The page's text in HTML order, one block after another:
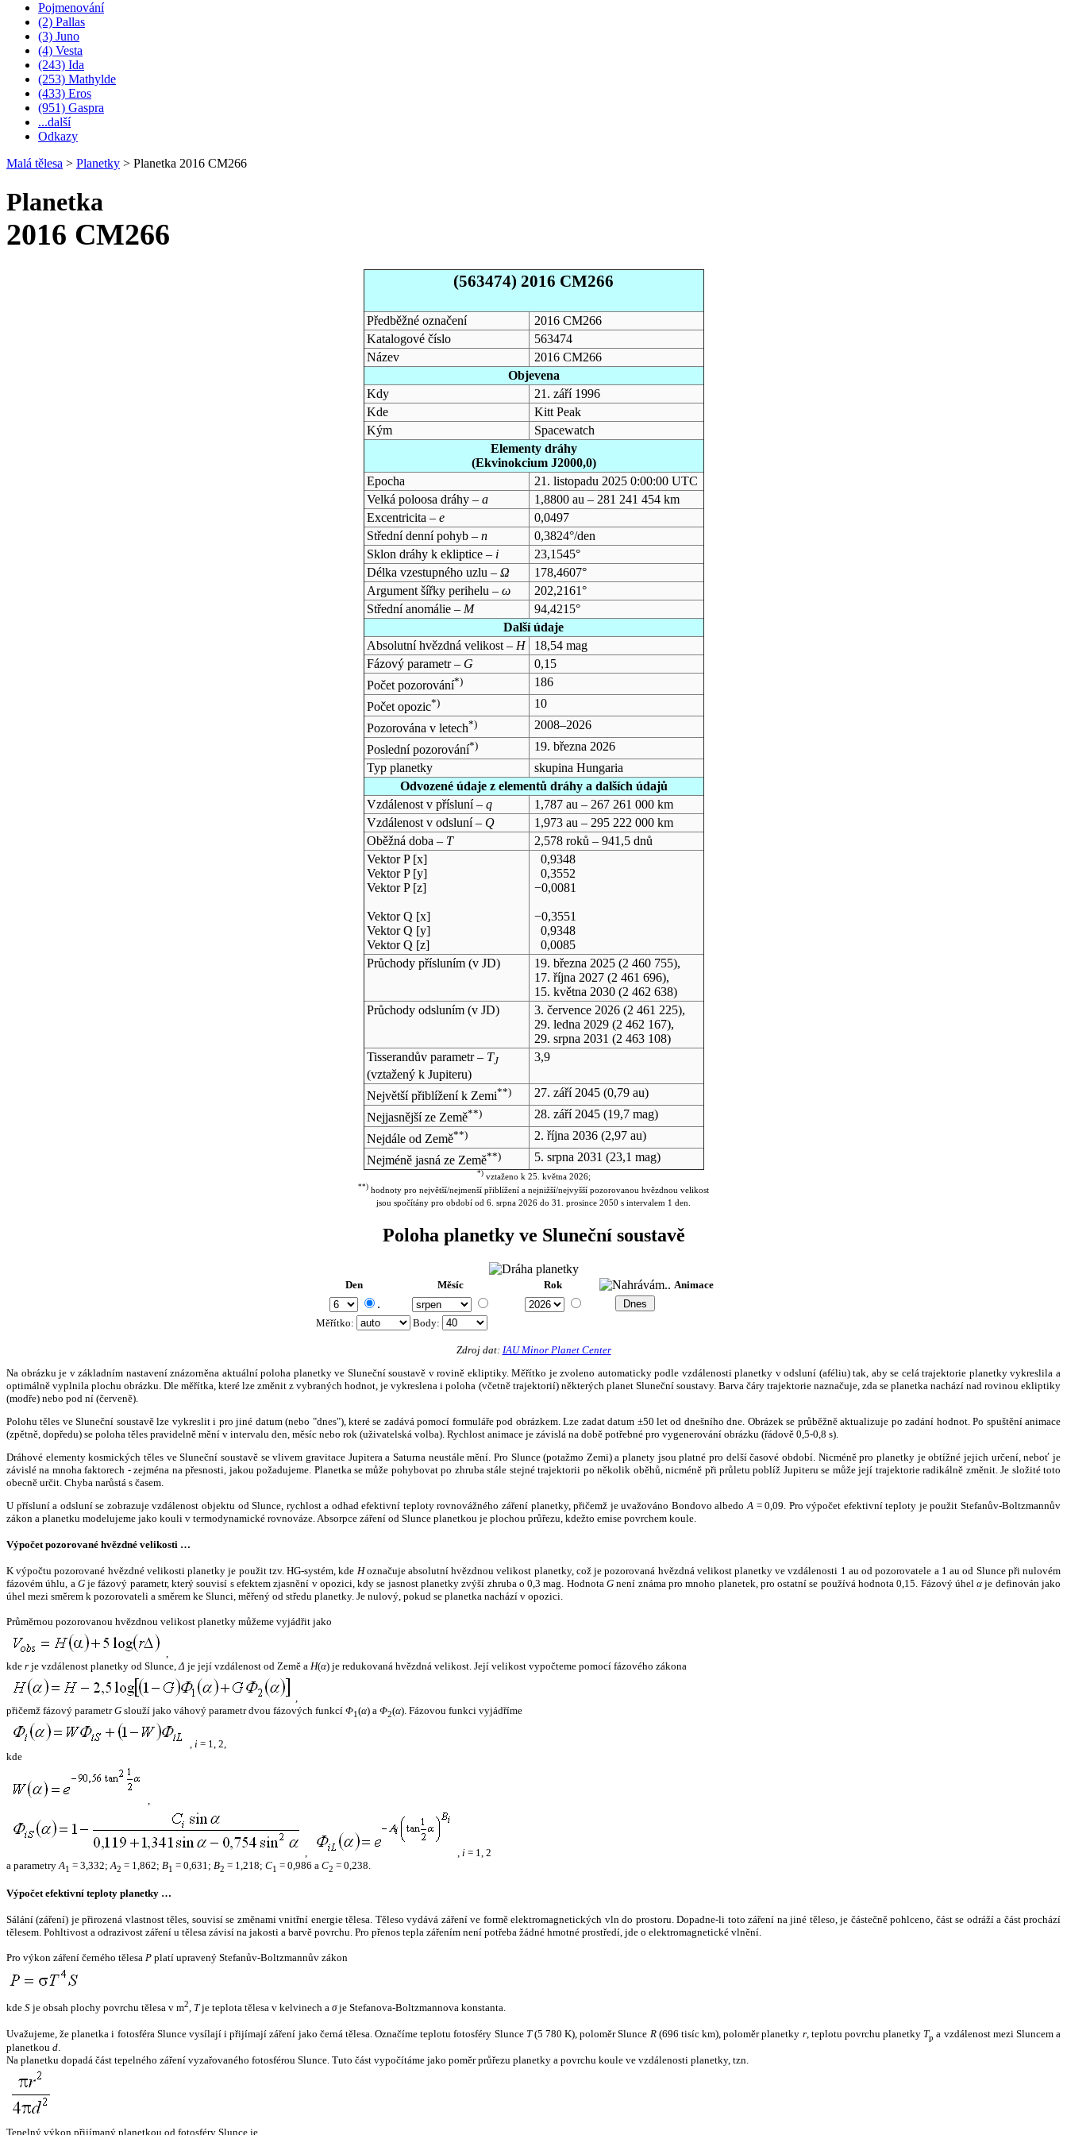
Pojmenování
(2) Pallas
(3) Juno
(4) Vesta
(243) Ida
(253) Mathylde
(433) Eros
(951) Gaspra
...další
Odkazy
Malá tělesa > Planetky > Planetka 2016 CM266
Planetka
2016 CM266
(563474) 2016 CM266
Předběžné označení
2016 CM266
Katalogové číslo
563474
Název
2016 CM266
Objevena
Kdy
21. září 1996
Kde
Kitt Peak
Kým
Spacewatch
Elementy dráhy
(Ekvinokcium J2000,0)
Epocha
21. listopadu 2025 0:00:00 UTC
Velká poloosa dráhy – a
1,8800 au – 281 241 454 km
Excentricita – e
0,0497
Střední denní pohyb – n
0,3824°/den
Sklon dráhy k ekliptice – i
23,1545°
Délka vzestupného uzlu – Ω
178,4607°
Argument šířky perihelu – ω
202,2161°
Střední anomálie – M
94,4215°
Další údaje
Absolutní hvězdná velikost – H
18,54 mag
Fázový parametr – G
0,15
Počet pozorování*)
186
Počet opozic*)
10
Pozorována v letech*)
2008–2026
Poslední pozorování*)
19. března 2026
Typ planetky
skupina Hungaria
Odvozené údaje z elementů dráhy a dalších údajů
Vzdálenost v přísluní – q
1,787 au – 267 261 000 km
Vzdálenost v odsluní – Q
1,973 au – 295 222 000 km
Oběžná doba – T
2,578 roků – 941,5 dnů
Vektor P [x]
Vektor P [y]
Vektor P [z]
Vektor Q [x]
Vektor Q [y]
Vektor Q [z]
0,9348
0,3552
−0,0081
−0,3551
0,9348
0,0085
Průchody přísluním (v JD) 19. března 2025(2 460 755),
17. října 2027(2 461 696),
15. května 2030(2 462 638)
Průchody odsluním (v JD) 3. července 2026(2 461 225),
29. ledna 2029(2 462 167),
29. srpna 2031 (2 463 108)
Tisserandův parametr – TJ
(vztažený k Jupiteru)
3,9
Největší přiblížení k Zemi**) 27. září 2045(0,79 au)
Nejjasnější ze Země**) 28. září 2045(19,7 mag)
Nejdále od Země**) 2. října 2036(2,97 au)
Nejméně jasná ze Země**) 5. srpna 2031 (23,1 mag)
*)vztaženo k 25. května 2026;
**) hodnoty pro největší/nejmenší přiblížení a nejnižší/nejvyšší pozorovanou hvězdnou velikost
jsou spočítány pro období od 6. srpna 2026 do 31. prosince 2050 s intervalem 1 den.
Poloha planetky ve Sluneční soustavě
Den Měsíc Rok Animace
.
Měřítko: Body:
Zdroj dat: IAU Minor Planet Center
Na obrázku je v základním nastavení znázorněna aktuální poloha planetky ve Sluneční soustavě v rovině ekliptiky. Měřítko je zvoleno automaticky podle vzdálenosti planetky v odsluní (aféliu) tak, aby se celá trajektorie planetky vykreslila a
optimálně vyplnila plochu obrázku. Dle měřítka, které lze změnit z vybraných hodnot, je vykreslena i poloha (včetně trajektorií) některých planet Sluneční soustavy. Barva čáry trajektorie naznačuje, zda se planetka nachází nad rovinou ekliptiky
(modře) nebo pod ní (červeně).
Polohu těles ve Sluneční soustavě lze vykreslit i pro jiné datum (nebo "dnes"), které se zadává pomocí formuláře pod obrázkem. Lze zadat datum ±50 let od dnešního dne. Obrázek se průběžně aktualizuje po zadání hodnot. Po spuštění animace
(zpětně, dopředu) se poloha těles pravidelně mění v intervalu den, měsíc nebo rok (uživatelská volba). Rychlost animace je závislá na době potřebné pro vygenerování obrázku (řádově 0,5-0,8 s).
Dráhové elementy kosmických těles ve Sluneční soustavě se vlivem gravitace Jupitera a Saturna neustále mění. Pro Slunce (potažmo Zemi) a planety jsou platné pro delší časové období. Nicméně pro planetky je obtížné jejich určení, neboť je
závislé na mnoha faktorech - zejména na přesnosti, jakou požadujeme. Planetka se může pohybovat po zhruba stále stejné trajektorii po několik oběhů, nicméně při průletu poblíž Jupiteru se může její trajektorie radikálně změnit. Je složité toto
obecně určit. Chyba narůstá s časem.
U přísluní a odsluní se zobrazuje vzdálenost objektu od Slunce, rychlost a odhad efektivní teploty rovnovážného záření planetky, přičemž je uvažováno Bondovo albedo A = 0,09. Pro výpočet efektivní teploty je použit Stefanův-Boltzmannův
zákon a planetku modelujeme jako kouli v termodynamické rovnováze. Absorpce záření od Slunce planetkou je plochou průřezu, kdežto emise povrchem koule.
Výpočet pozorované hvězdné velikosti …
K výpočtu pozorované hvězdné velikosti planetky je použit tzv. HG-systém, kde Hoznačuje absolutní hvězdnou velikost planetky, což je pozorovaná hvězdná velikost planetky ve vzdálenosti 1 au od pozorovatele a 1 au od Slunce při nulovém
fázovém úhlu, a Gje fázový parametr, který souvisí s efektem zjasnění v opozici, kdy se jasnost planetky zvýší zhruba o 0,3 mag. HodnotaG není známa pro mnoho planetek, pro ostatní se používá hodnota 0,15. Fázový úhelα je definován jako
úhel mezi směrem k pozorovateli a směrem ke Slunci, měřený od středu planetky. Je nulový, pokud se planetka nachází v opozici.
Průměrnou pozorovanou hvězdnou velikost planetky můžeme vyjádřit jako
,
kde r je vzdálenost planetky od Slunce,Δ je její vzdálenost od Země a H(α) je redukovaná hvězdná velikost. Její velikost vypočteme pomocí fázového zákona
,
přičemž fázový parametrG slouží jako váhový parametr dvou fázových funkcí Φ1(α) a Φ2(α). Fázovou funkci vyjádříme
, i = 1, 2,
kde
,
, , i = 1, 2
a parametryA1 = 3,332;A2 = 1,862; B1 = 0,631; B2 = 1,218; C1 = 0,986 a C2 = 0,238.
Výpočet efektivní teploty planetky …
Sálání (záření) je přirozená vlastnost těles, souvisí se změnami vnitřní energie tělesa. Těleso vydává záření ve formě elektromagnetických vln do prostoru. Dopadne-li toto záření na jiné těleso, je částečně pohlceno, část se odráží a část prochází
tělesem. Pohltivost a odrazivost záření u tělesa závisí na jakosti a barvě povrchu. Pro přenos tepla zářením není potřeba žádné hmotné prostředí, jde o elektromagnetické vlnění.
Pro výkon záření černého tělesa P platí upravený Stefanův-Boltzmannův zákon
kde S je obsah plochy povrchu tělesa v m2, Tje teplota tělesa v kelvinech a σje Stefanova-Boltzmannova konstanta.
Uvažujeme, že planetka i fotosféra Slunce vysílají i přijímají záření jako černá tělesa. Označíme teplotu fotosféry Slunce T(5 780 K), poloměr Slunce R(696 tisíc km), poloměr planetky r, teplotu povrchu planetky Tp a vzdálenost mezi Sluncem a
planetkou d.
Na planetku dopadá část tepelného záření vyzařovaného fotosférou Slunce. Tuto část vypočítáme jako poměr průřezu planetky a povrchu koule ve vzdálenosti planetky, tzn.
Tepelný výkon přijímaný planetkou od fotosféry Slunce je